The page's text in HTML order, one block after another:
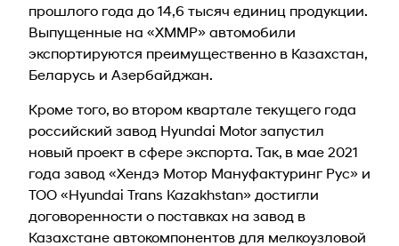
прошлого года до 14,6 тысяч единиц продукции.
Выпущенные на «ХММР» автомобили
экспортируются преимущественно в Казахстан,
Беларусь и Азербайджан.
Кроме того, во втором квартале текущего года
российский завод Hyundai Motor запустил
новый проект в сфере экспорта. Так, в мае 2021
года завод «Хендэ Мотор Мануфактуринг Рус» и
ТОО «Hyundai Trans Kazakhstan» достигли
договоренности о поставках на завод в
Казахстане автокомпонентов для мелкоузловой